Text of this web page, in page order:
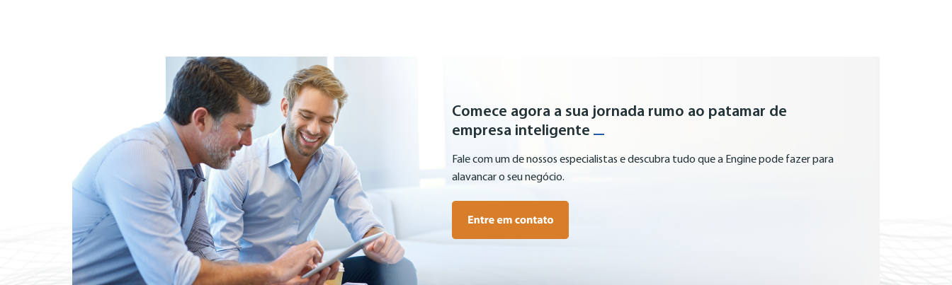
Comece agora a sua jornada rumo ao patamar de
empresa inteligente
Fale com um de nossos especialistas e descubra tudo que a Engine pode fazer para
alavancar o seu negócio.